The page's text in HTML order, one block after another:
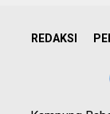
REDAKSI